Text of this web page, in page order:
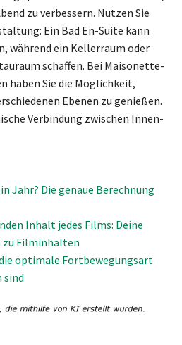
zu verbessern. Nutzen Sie
Ein Bad En-Suite kann
während ein Kellerraum oder
schaffen. Bei Maisonette-
haben Sie die Möglichkeit,
Ebenen zu genießen.
Verbindung zwischen Innen-
Jahr? Die genaue Berechnung
Inhalt jedes Films: Deine
Filminhalten
optimale Fortbewegungsart
sind